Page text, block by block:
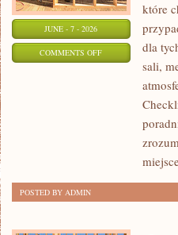
JUNE - 7 - 2026
COMMENTS OFFON
CHECKLISTY
które
dla
sali,
POSTED BY ADMIN